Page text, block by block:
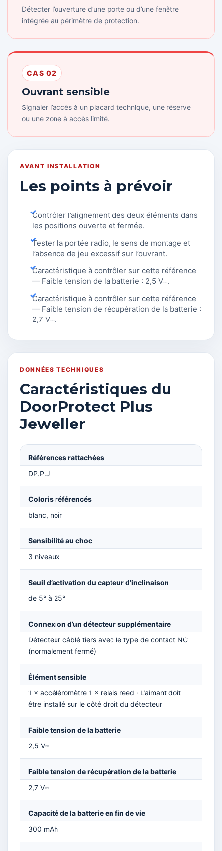
Détecter l’ouverture d’une porte ou d’une fenêtre
intégrée au périmètre de protection.
CAS 02
Ouvrant sensible
Signaler l’accès à un placard technique, une réserve
ou une zone à accès limité.
AVANT INSTALLATION
Les points à prévoir
Contrôler l’alignement des deux éléments dans
les positions ouverte et fermée.
Tester la portée radio, le sens de montage et
l’absence de jeu excessif sur l’ouvrant.
Caractéristique à contrôler sur cette référence
— Faible tension de la batterie : 2,5 V⎓.
Caractéristique à contrôler sur cette référence
— Faible tension de récupération de la batterie :
2,7 V⎓.
DONNÉES TECHNIQUES
Caractéristiques du
DoorProtect Plus
Jeweller
Références rattachées
DP.P.J
Coloris référencés
blanc, noir
Sensibilité au choc
3 niveaux
Seuil d’activation du capteur d’inclinaison
de 5° à 25°
Connexion d’un détecteur supplémentaire
Détecteur câblé tiers avec le type de contact NC
(normalement fermé)
Élément sensible
1 × accéléromètre 1 × relais reed · L’aimant doit
être installé sur le côté droit du détecteur
Faible tension de la batterie
2,5 V⎓
Faible tension de récupération de la batterie
2,7 V⎓
Capacité de la batterie en fin de vie
300 mAh